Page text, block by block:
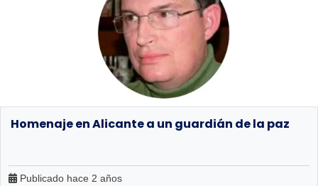
Homenaje en Alicante a un guardián de la paz
Publicado hace 2 años